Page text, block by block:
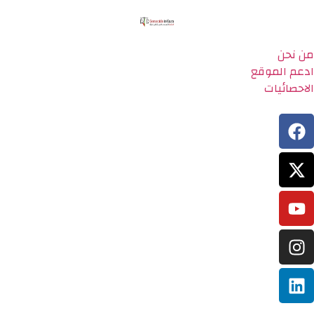
من نحن
ادعم الموقع
الاحصائيات